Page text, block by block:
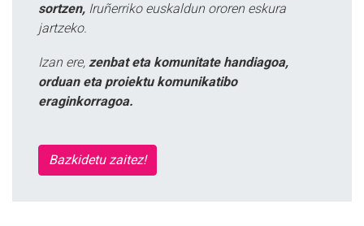
sortzen, Iruñerriko euskaldun ororen eskura
jartzeko.
Izan ere, zenbat eta komunitate handiagoa,
orduan eta proiektu komunikatibo
eraginkorragoa.
Bazkidetu zaitez!